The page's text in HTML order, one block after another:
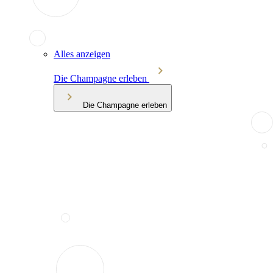
Alles anzeigen
Die Champagne erleben
Die Champagne erleben